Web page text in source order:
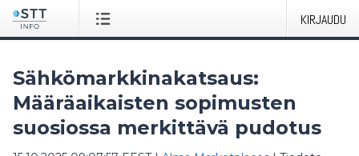
KIRJAUDU
Sähkömarkkinakatsaus:
Määräaikaisten sopimusten
suosiossa merkittävä pudotus